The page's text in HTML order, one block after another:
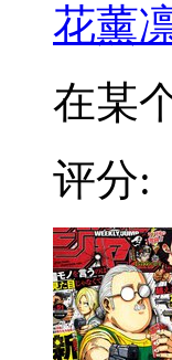
花薰
在某
评分: